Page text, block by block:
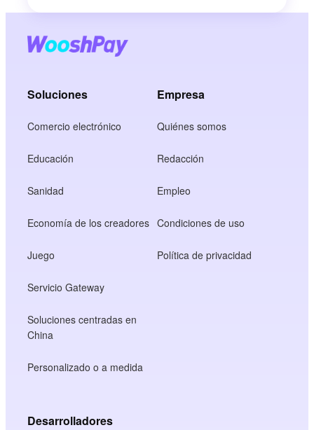
Soluciones
Comercio electrónico
Educación
Sanidad
Economía de los creadores
Juego
Servicio Gateway
Soluciones centradas en
China
Personalizado o a medida
Empresa
Quiénes somos
Redacción
Empleo
Condiciones de uso
Política de privacidad
Desarrolladores